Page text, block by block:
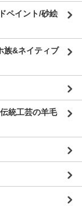
ペイント/砂絵
族&ネイティブ
統工芸の羊毛